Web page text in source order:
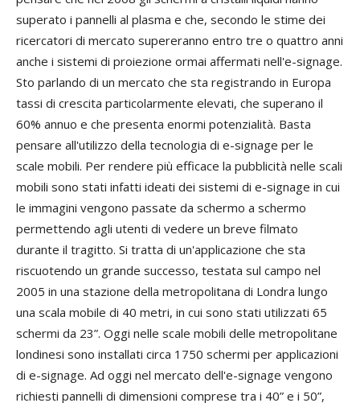
superato i pannelli al plasma e che, secondo le stime dei
ricercatori di mercato supereranno entro tre o quattro anni
anche i sistemi di proiezione ormai affermati nell'e-signage.
Sto parlando di un mercato che sta registrando in Europa
tassi di crescita particolarmente elevati, che superano il
60% annuo e che presenta enormi potenzialità. Basta
pensare all'utilizzo della tecnologia di e-signage per le
scale mobili. Per rendere più efficace la pubblicità nelle scali
mobili sono stati infatti ideati dei sistemi di e-signage in cui
le immagini vengono passate da schermo a schermo
permettendo agli utenti di vedere un breve filmato
durante il tragitto. Si tratta di un'applicazione che sta
riscuotendo un grande successo, testata sul campo nel
2005 in una stazione della metropolitana di Londra lungo
una scala mobile di 40 metri, in cui sono stati utilizzati 65
schermi da 23”. Oggi nelle scale mobili delle metropolitane
londinesi sono installati circa 1750 schermi per applicazioni
di e-signage. Ad oggi nel mercato dell'e-signage vengono
richiesti pannelli di dimensioni comprese tra i 40” e i 50”,